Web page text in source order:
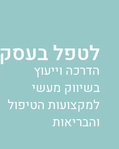
לטפל בעסק
הדרכה וייעוץ
בשיווק מעשי
למקצועות הטיפול
והבריאות